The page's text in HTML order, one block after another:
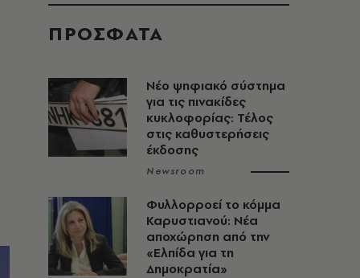
ΠΡΟΣΦΑΤΑ
Νέο ψηφιακό σύστημα
για τις πινακίδες
κυκλοφορίας: Τέλος
στις καθυστερήσεις
έκδοσης
Newsroom
Φυλλορροεί το κόμμα
Καρυστιανού: Νέα
αποχώρηση από την
«Ελπίδα για τη
Δημοκρατία»